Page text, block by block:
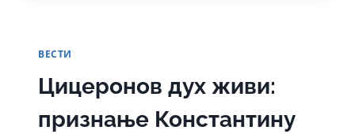
ВЕСТИ
Цицеронов дух живи:
признање Константину